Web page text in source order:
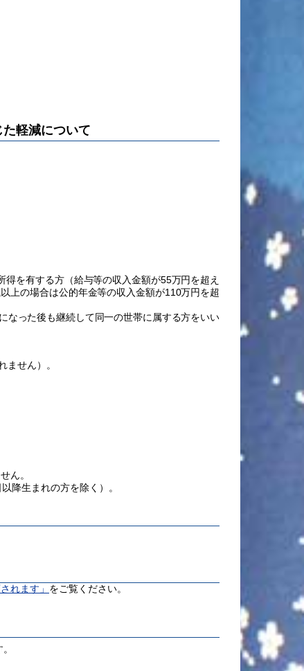
軽減について
得を有する方（給与等の収入金額が55万円 を超え
上の場合は公的年金等の収入金額が110万円を超
なった後も継続して同一の世帯に属する方をいい
ません）。
ん。
以降生まれの方を除く）。
れます」 をご覧ください。